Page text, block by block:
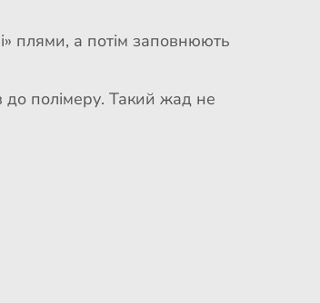
плями, а потім заповнюють
до полімеру. Такий жад не